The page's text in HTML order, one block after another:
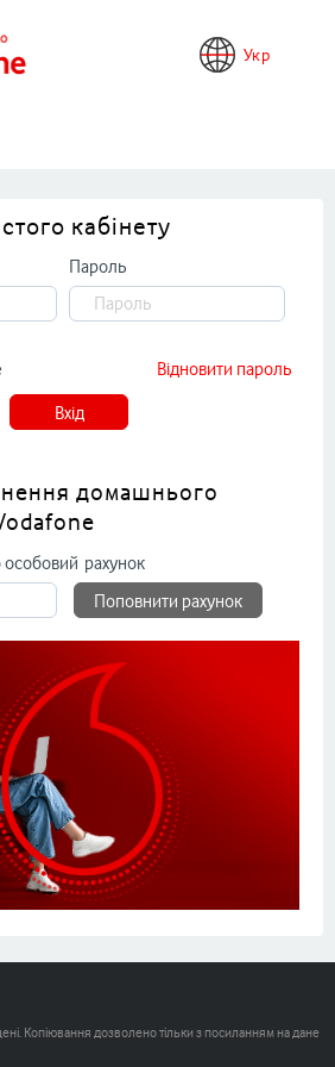
Укр
кабінету
Пароль
Відновити пароль
Вхід
домашнього
рахунок
Поповнити рахунок
Копіювання дозволено тільки з посиланням на дане